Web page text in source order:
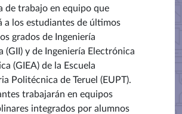
de trabajo en equipo que
a los estudiantes de últimos
grados de Ingeniería
(GII) y de Ingeniería Electrónica
(GIEA) de la Escuela
Politécnica de Teruel (EUPT).
trabajarán en equipos
integrados por alumnos